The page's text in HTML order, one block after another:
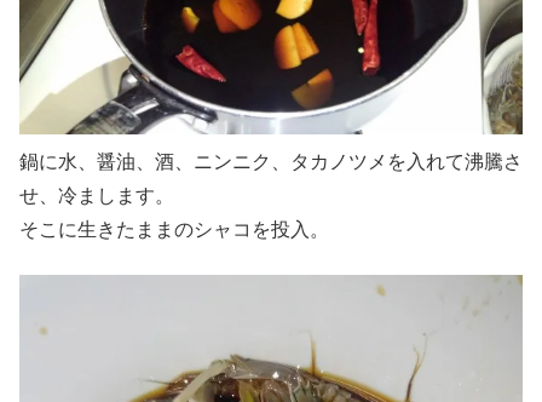
鍋に水、醤油、酒、ニンニク、タカノツメを入れて沸騰さ
せ、冷まします。
そこに生きたままのシャコを投入。